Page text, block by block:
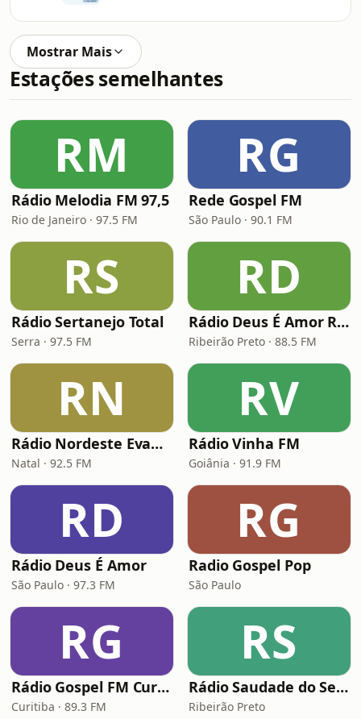
Mostrar Mais
Estações semelhantes
RM
Rádio Melodia FM 97,5
Rio de Janeiro · 97.5 FM
RG
Rede Gospel FM
São Paulo · 90.1 FM
RS
Rádio Sertanejo Total
Serra · 97.5 FM
RD
Rádio Deus É Amor Ribeirão Preto
Ribeirão Preto · 88.5 FM
RN
Rádio Nordeste Evangélica
Natal · 92.5 FM
RV
Rádio Vinha FM
Goiânia · 91.9 FM
RD
Rádio Deus É Amor
São Paulo · 97.3 FM
RG
Radio Gospel Pop
São Paulo
RG
Rádio Gospel FM Curitiba
Curitiba · 89.3 FM
RS
Rádio Saudade do Sertão
Ribeirão Preto